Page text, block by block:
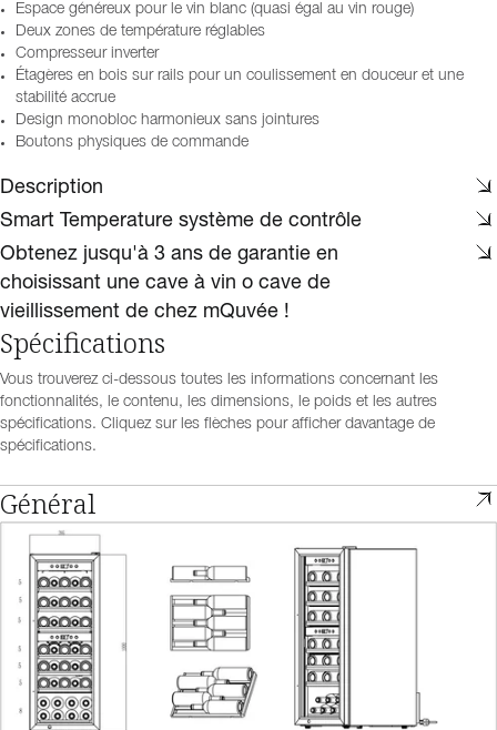
Espace généreux pour le vin blanc (quasi égal au vin rouge)
Deux zones de température réglables
Compresseur inverter
Étagères en bois sur rails pour un coulissement en douceur et une
stabilité accrue
Design monobloc harmonieux sans jointures
Boutons physiques de commande
Description
Smart Temperature système de contrôle
Obtenez jusqu'à 3 ans de garantie en
choisissant une cave à vin o cave de
vieillissement de chez mQuvée !
Spécifications
Vous trouverez ci-dessous toutes les informations concernant les
fonctionnalités, le contenu, les dimensions, le poids et les autres
spécifications. Cliquez sur les flèches pour afficher davantage de
spécifications.
Général